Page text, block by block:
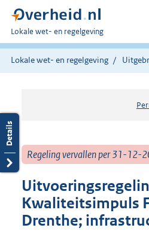
U
bent
hier:
Lokale wet- en regelgeving
Lokale wet- en regelgeving
Regeling vervallen per 31-12-
Kwaliteitsimpuls
Drenthe;